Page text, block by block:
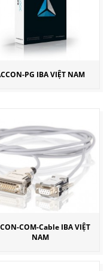
PG IBA VIỆT NAM
COM-Cable IBA VIỆT
NAM